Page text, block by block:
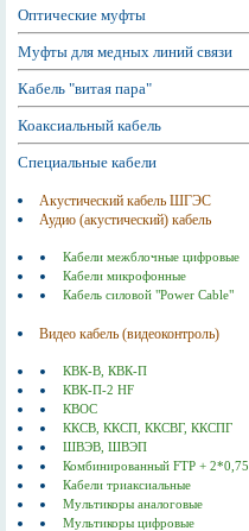
Оптические муфты
Муфты для медных линий связи
Кабель "витая пара"
Коаксиальный кабель
Специальные кабели
Акустический кабель ШГЭС
Аудио (акустический) кабель
Кабели межблочные цифровые
Кабели микрофонные
Кабель cиловой "Power Cable"
Видео кабель (видеоконтроль)
КВК-В, КВК-П
КВК-П-2 HF
КВОС
ККСВ, ККСП, ККСВГ, ККСПГ
ШВЭВ, ШВЭП
Комбинированный FTP + 2*0,75
Кабели триаксиальные
Мультикоры аналоговые
Мультикоры цифровые